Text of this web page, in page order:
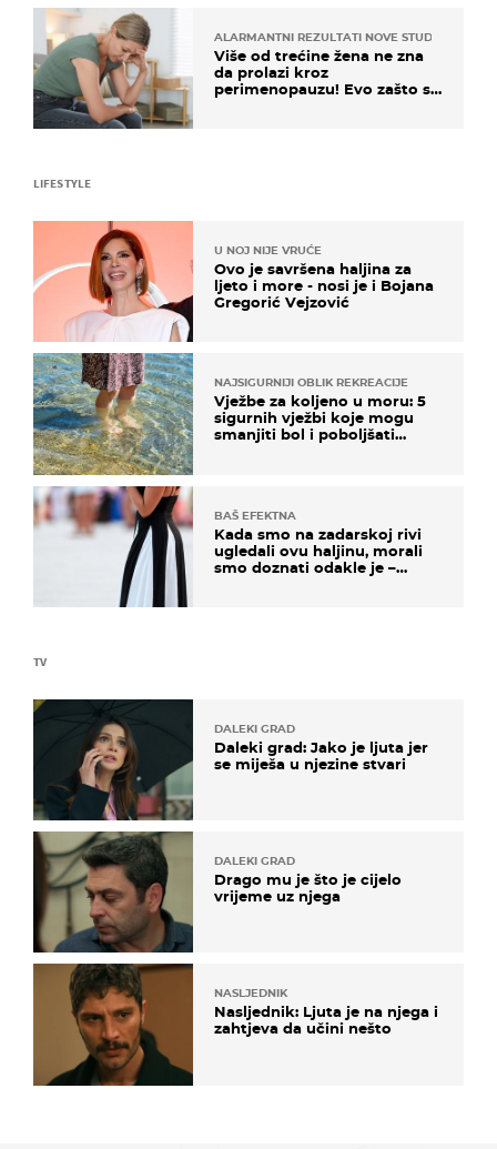
ALARMANTNI REZULTATI NOVE STUDIJE
Više od trećine žena ne zna
da prolazi kroz
perimenopauzu! Evo zašto su
TV
DALEKI GRAD
Daleki grad: Jako je ljuta jer
se miješa u njezine stvari
DALEKI GRAD
Drago mu je što je cijelo
vrijeme uz njega
NASLJEDNIK
Nasljednik: Ljuta je na njega i
zahtjeva da učini nešto
LIFESTYLE
U NOJ NIJE VRUĆE
Ovo je savršena haljina za
ljeto i more - nosi je i Bojana
Gregorić Vejzović
NAJSIGURNIJI OBLIK REKREACIJE
Vježbe za koljeno u moru: 5
sigurnih vježbi koje mogu
smanjiti bol i poboljšati
BAŠ EFEKTNA
Kada smo na zadarskoj rivi
ugledali ovu haljinu, morali
smo doznati odakle je –